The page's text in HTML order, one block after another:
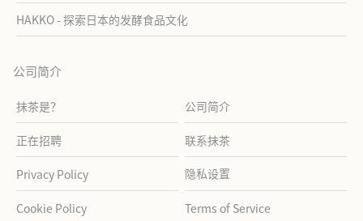
HAKKO - 探索日本的发酵食品文化
公司简介
抹茶是？ 公司简介
正在招聘 联系抹茶
Privacy Policy 隐私设置
Cookie Policy Terms of Service